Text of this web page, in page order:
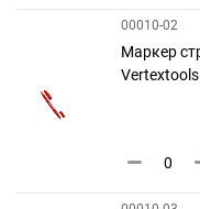
00010-02
Маркер
Vertextools